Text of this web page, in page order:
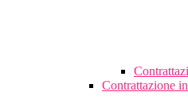
Contrattazione